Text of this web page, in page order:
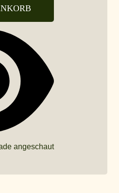
angeschaut